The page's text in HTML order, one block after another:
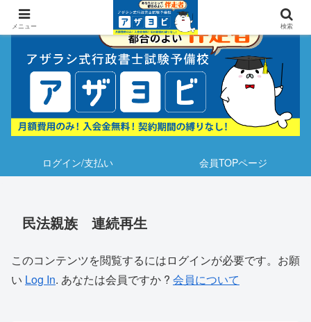
ログイン/支払い 会員TOPページ
民法親族 連続再生
このコンテンツを閲覧するにはログインが必要です。お願
い Log In. あなたは会員ですか ? 会員について
メニュー 検索